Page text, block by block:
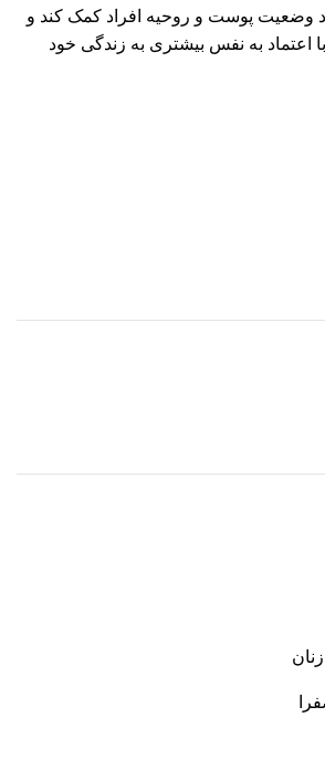
وضعیت پوست و روحیه افراد کمک کند و
با اعتماد به نفس بیشتری به زندگی خود